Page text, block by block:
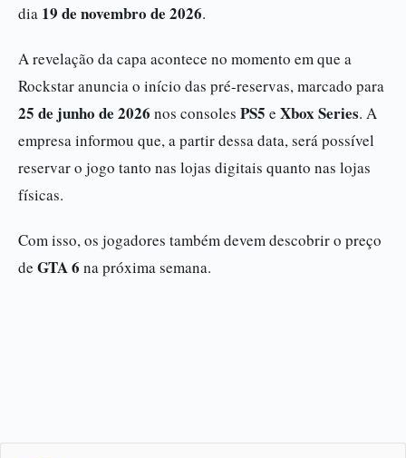
dia 19 de novembro de 2026.
A revelação da capa acontece no momento em que a
Rockstar anuncia o início das pré-reservas, marcado para
25 de junho de 2026 nos consoles PS5 e Xbox Series. A
empresa informou que, a partir dessa data, será possível
reservar o jogo tanto nas lojas digitais quanto nas lojas
físicas.
Com isso, os jogadores também devem descobrir o preço
de GTA 6 na próxima semana.